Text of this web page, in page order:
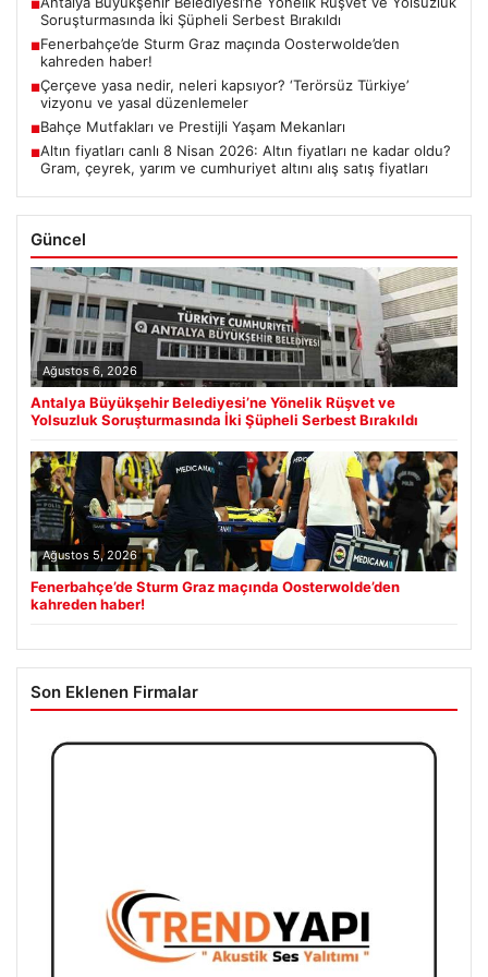
■
Soruşturmasında İki Şüpheli Serbest Bırakıldı
■Fenerbahçe’de Sturm Graz maçında Oosterwolde’den
kahreden haber!
■Çerçeve yasa nedir, neleri kapsıyor? ‘Terörsüz Türkiye’
vizyonu ve yasal düzenlemeler
■Bahçe Mutfakları ve Prestijli Yaşam Mekanları
■Altın fiyatları canlı 8 Nisan 2026: Altın fiyatları ne kadar oldu?
Gram, çeyrek, yarım ve cumhuriyet altını alış satış fiyatları
Güncel
Ağustos 6, 2026
Antalya Büyükşehir Belediyesi’ne Yönelik Rüşvet ve
Yolsuzluk Soruşturmasında İki Şüpheli Serbest Bırakıldı
Ağustos 5, 2026
Fenerbahçe’de Sturm Graz maçında Oosterwolde’den
kahreden haber!
Son Eklenen Firmalar